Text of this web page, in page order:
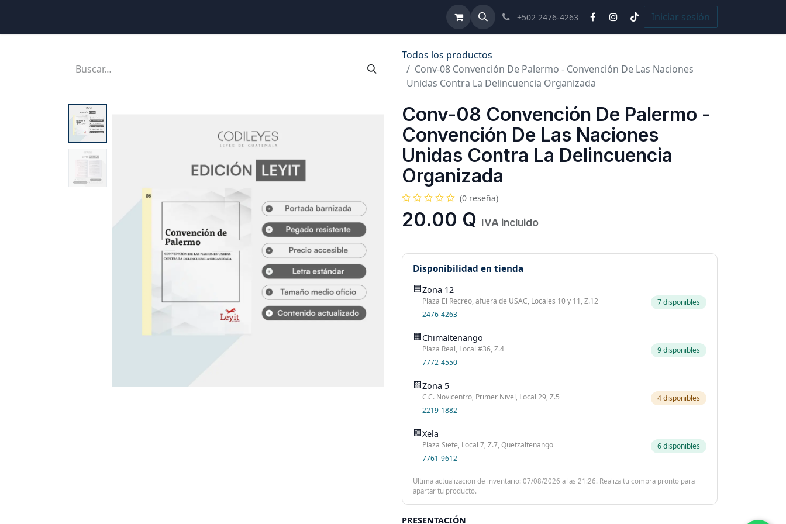
Términos y Condiciones Ayuda Cursos
+502 2476-4263 Iniciar sesión
Todos los productos
Conv-08 Convención De Palermo - Convención De Las Naciones
Unidas Contra La Delincuencia Organizada
Conv-08 Convención De Palermo -
Convención De Las Naciones
Unidas Contra La Delincuencia
Organizada
(0 reseña)
20.00 Q IVA incluido
Disponibilidad en tienda
🟦Zona 12
Plaza El Recreo, afuera de USAC, Locales 10 y 11, Z.12
2476-4263
7 disponibles
🟧Chimaltenango
Plaza Real, Local #36, Z.4
7772-4550
9 disponibles
🟨Zona 5
C.C. Novicentro, Primer Nivel, Local 29, Z.5
2219-1882
4 disponibles
🟩Xela
Plaza Siete, Local 7, Z.7, Quetzaltenango
7761-9612
6 disponibles
Ultima actualizacion de inventario: 07/08/2026 a las 21:26. Realiza tu compra pronto para
apartar tu producto.
PRESENTACIÓN